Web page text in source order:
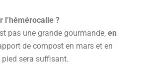
l’hémérocalle ?
pas une grande gourmande, en
de compost en mars et en
sera suffisant.